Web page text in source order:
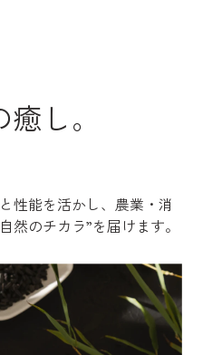
し。
性能を活かし、農業・消
のチカラ”を届けます。